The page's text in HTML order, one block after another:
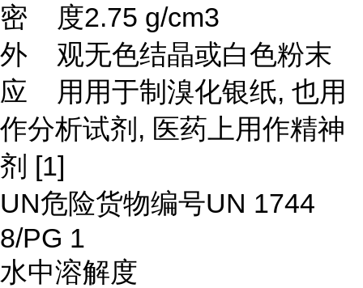
密 度2.75 g/cm3
外 观无色结晶或白色粉末
应 用 用于制溴化银纸, 也用
作分析试剂, 医药上用作精神
剂 [1]
UN危险货物编号UN 1744
8/PG 1
水中溶解度